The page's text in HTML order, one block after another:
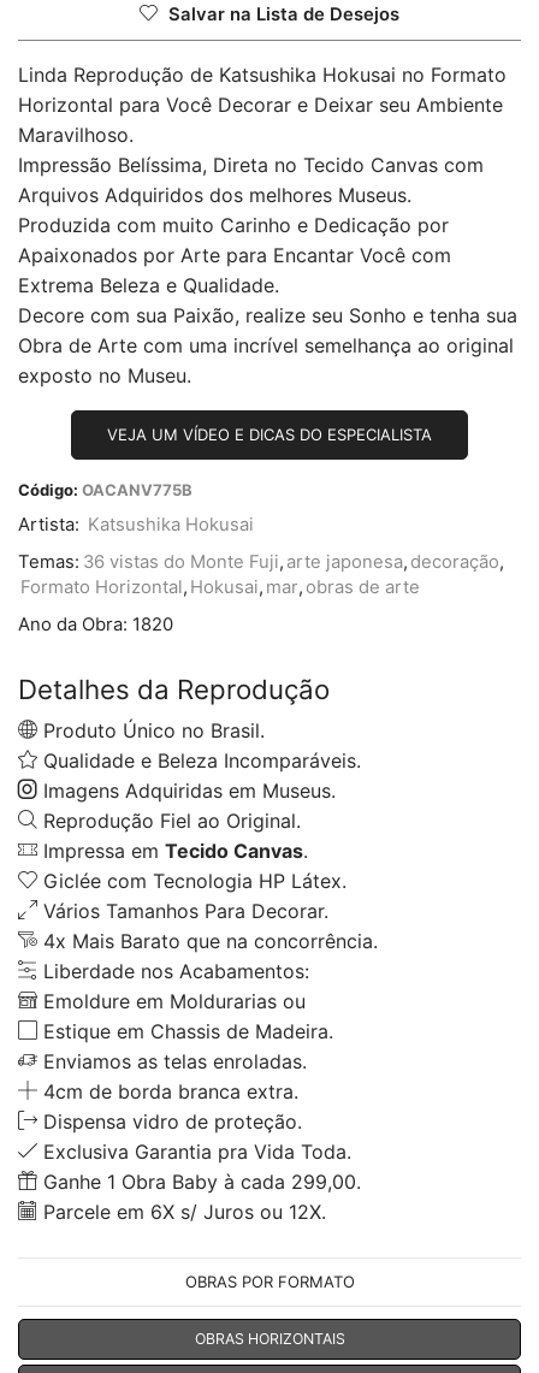
Salvar na Lista de Desejos
Linda Reprodução de Katsushika Hokusai no Formato
Horizontal para Você Decorar e Deixar seu Ambiente
Maravilhoso.
Impressão Belíssima, Direta no Tecido Canvas com
Arquivos Adquiridos dos melhores Museus.
Produzida com muito Carinho e Dedicação por
Apaixonados por Arte para Encantar Você com
Extrema Beleza e Qualidade.
Decore com sua Paixão, realize seu Sonho e tenha sua
Obra de Arte com uma incrível semelhança ao original
exposto no Museu.
VEJA UM VÍDEO E DICAS DO ESPECIALISTA
Código: OACANV775B
Artista: Katsushika Hokusai
Temas: 36 vistas do Monte Fuji, arte japonesa, decoração,
Formato Horizontal, Hokusai, mar, obras de arte
Ano da Obra: 1820
Detalhes da Reprodução
Produto Único no Brasil.
Qualidade e Beleza Incomparáveis.
Imagens Adquiridas em Museus.
Reprodução Fiel ao Original.
Impressa em Tecido Canvas.
Giclée com Tecnologia HP Látex.
Vários Tamanhos Para Decorar.
4x Mais Barato que na concorrência.
Liberdade nos Acabamentos:
Emoldure em Moldurarias ou
Estique em Chassis de Madeira.
Enviamos as telas enroladas.
4cm de borda branca extra.
Dispensa vidro de proteção.
Exclusiva Garantia pra Vida Toda.
Ganhe 1 Obra Baby à cada 299,00.
Parcele em 6X s/ Juros ou 12X.
OBRAS POR FORMATO
OBRAS HORIZONTAIS